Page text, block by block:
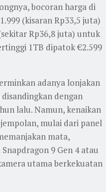
bocoran harga di
(kisaran Rp33,5 juta)
Rp36,8 juta) untuk
1TB dipatok €2.599
adanya lonjakan
dengan
lalu. Namun, kenaikan
mulai dari panel
mata,
9 Gen 4 atau
utama berkekuatan